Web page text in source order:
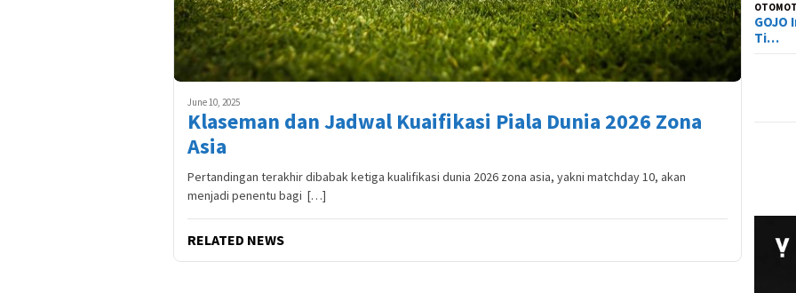
June 10, 2025
Klaseman dan Jadwal Kuaifikasi Piala Dunia 2026 Zona
Asia
Pertandingan terakhir dibabak ketiga kualifikasi dunia 2026 zona asia, yakni matchday 10, akan
menjadi penentu bagi […]
RELATED NEWS
GOJO
Ti…